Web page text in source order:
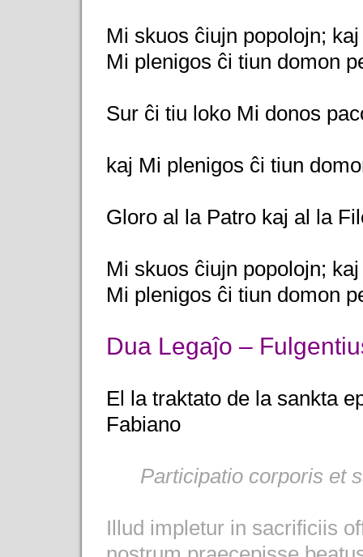
Mi skuos ĉiujn popolojn;
Mi plenigos ĉi tiun domon
Sur ĉi tiu loko Mi donos
kaj Mi plenigos ĉi tiun
Gloro al la Patro kaj al la
Mi skuos ĉiujn popolojn;
Mi plenigos ĉi tiun domon
Dua Legaĵo –
El la traktato de la sankta
Fabiano
Participatio corporis et
Illud impletur in sacrificiis